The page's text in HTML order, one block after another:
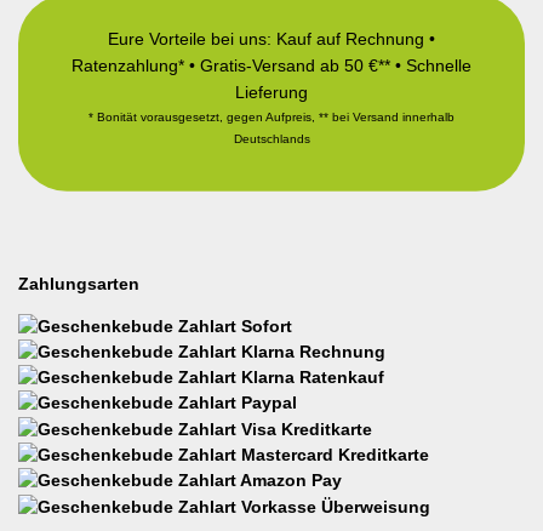
Eure Vorteile bei uns: Kauf auf Rechnung •
Ratenzahlung* • Gratis-Versand ab 50 €** • Schnelle
Lieferung
* Bonität vorausgesetzt, gegen Aufpreis, ** bei Versand innerhalb
Deutschlands
Zahlungsarten